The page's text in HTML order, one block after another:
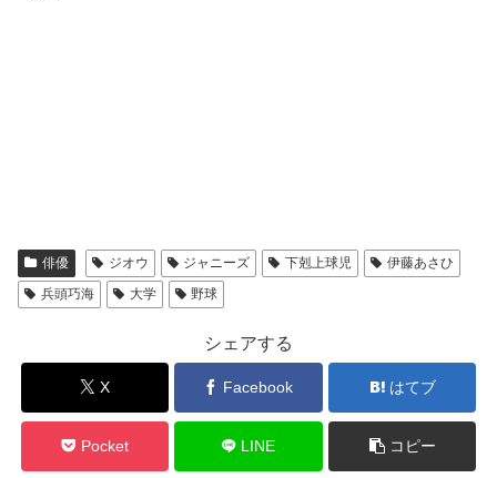
俳優 ジオウ ジャニーズ 下剋上球児
伊藤あさひ
兵頭巧海
大学 野球
シェアする
X Facebook はてブ
Pocket LINE コピー